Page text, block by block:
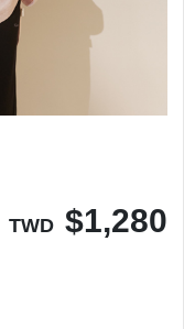
TWD $1,280